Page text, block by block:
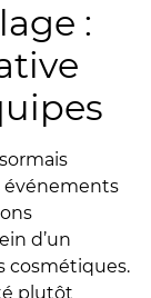
:
événements
d’un
cosmétiques.
plutôt